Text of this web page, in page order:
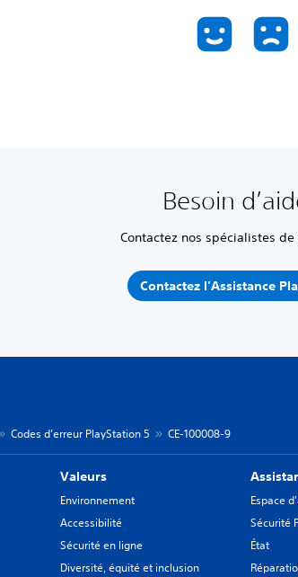
Besoin
Contactez nos spécialistes de
Contactez l’Assistance
Codes d’erreur PlayStation 5 CE-100008-9
Valeurs
Environnement
Accessibilité
Sécurité en ligne
Diversité, équité et inclusion
Espace
Sécurité
État